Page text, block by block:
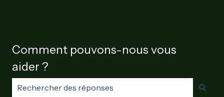
Comment pouvons-nous vous
aider ?